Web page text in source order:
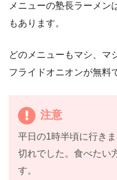
メニューの塾長ラーメン
もあります。
どのメニューもマシ、マ
フライドオニオンが無料
注意
平日の1時半頃に行き
切れでした。食べたい
す。